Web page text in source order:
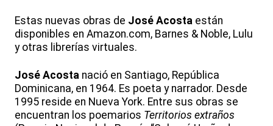
Estas nuevas obras de José Acosta están
disponibles en Amazon.com, Barnes & Noble, Lulu
y otras librerías virtuales.
José Acosta nació en Santiago, República
Dominicana, en 1964. Es poeta y narrador. Desde
1995 reside en Nueva York. Entre sus obras se
encuentran los poemarios Territorios extraños